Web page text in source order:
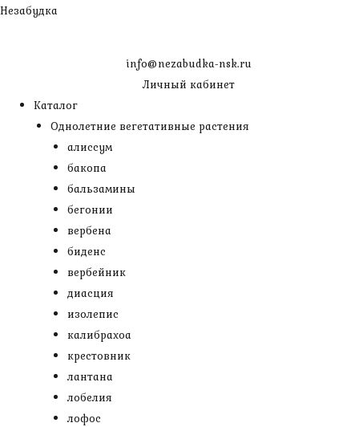
Перейти
Незабудка
info@nezabudka-nsk.ru
Личный кабинет
Каталог
Однолетние вегетативные растения
алиссум
бакопа
бальзамины
бегонии
вербена
биденс
вербейник
диасция
изолепис
калибрахоа
крестовник
лантана
лобелия
лофос